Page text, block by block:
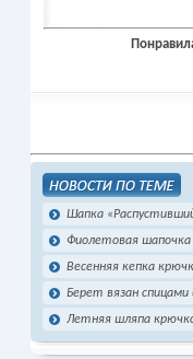
Шапка
Фиолетовая
Весенняя кепка
Берет вязан
Летняя шляпа